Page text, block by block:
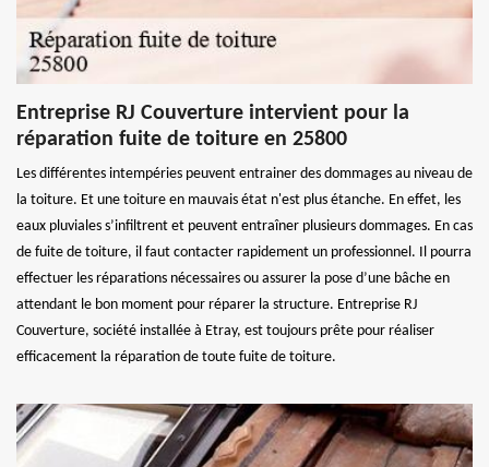
Entreprise RJ Couverture intervient pour la
réparation fuite de toiture en 25800
Les différentes intempéries peuvent entrainer des dommages au niveau de
la toiture. Et une toiture en mauvais état n'est plus étanche. En effet, les
eaux pluviales s’infiltrent et peuvent entraîner plusieurs dommages. En cas
de fuite de toiture, il faut contacter rapidement un professionnel. Il pourra
effectuer les réparations nécessaires ou assurer la pose d’une bâche en
attendant le bon moment pour réparer la structure. Entreprise RJ
Couverture, société installée à Etray, est toujours prête pour réaliser
efficacement la réparation de toute fuite de toiture.